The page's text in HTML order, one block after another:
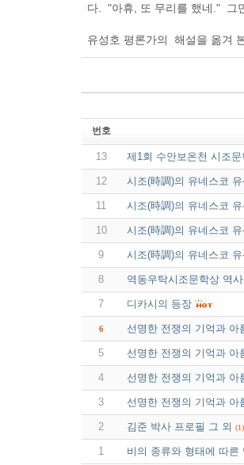
다. "아휴, 또 무리를 했네." 그
유성호 평론가의 해설을 옮겨
번호
13 제1회 수안보온천 시조
12 시조(時調)의 유네스코
11 시조(時調)의 유네스코
10 시조(時調)의 유네스코
9 시조(時調)의 유네스코
8 역동우탁시조문학상 역사
7 디카시의 등장
6 선명한 전쟁의 기억과 아
5 선명한 전쟁의 기억과 아
4 선명한 전쟁의 기억과 아
3 선명한 전쟁의 기억과 아
2 김준 박사 프로필 그 외 (1)
1 비의 종류와 형태에 따른